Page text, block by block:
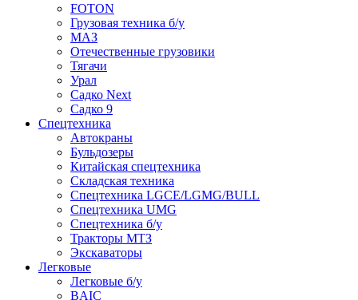
FOTON
Грузовая техника б/у
МАЗ
Отечественные грузовики
Тягачи
Урал
Садко Next
Садко 9
Спецтехника
Автокраны
Бульдозеры
Китайская спецтехника
Складская техника
Спецтехника LGCE/LGMG/BULL
Спецтехника UMG
Спецтехника б/у
Тракторы МТЗ
Экскаваторы
Легковые
Легковые б/у
BAIC